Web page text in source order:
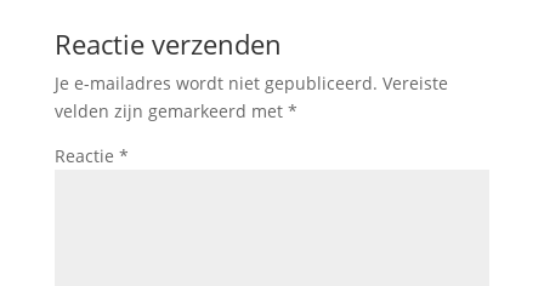
Reactie verzenden
Je e-mailadres wordt niet gepubliceerd. Vereiste
velden zijn gemarkeerd met *
Reactie *